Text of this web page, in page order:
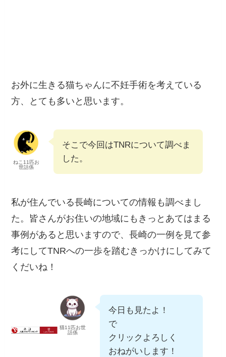
お外に生きる猫ちゃんに不妊手術を考えている
方、とても多いと思います。
ねこ11匹お
世話係
そこで今回はTNRについて調べま
した。
私が住んでいる長崎についての情報も調べまし
た。皆さんがお住いの地域にもきっとあてはまる
事例があると思いますので、長崎の一例を見て参
考にしてTNRへの一歩を踏むきっかけにしてみて
くだいね！
猫11匹お世
話係
今日も見たよ！
で
クリックよろしく
おねがいします！